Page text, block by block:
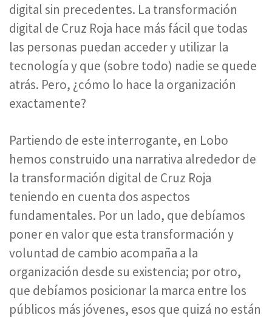
digital sin precedentes. La transformación
digital de Cruz Roja hace más fácil que todas
las personas puedan acceder y utilizar la
tecnología y que (sobre todo) nadie se quede
atrás. Pero, ¿cómo lo hace la organización
exactamente?
Partiendo de este interrogante, en Lobo
hemos construido una narrativa alrededor de
la transformación digital de Cruz Roja
teniendo en cuenta dos aspectos
fundamentales. Por un lado, que debíamos
poner en valor que esta transformación y
voluntad de cambio acompaña a la
organización desde su existencia; por otro,
que debíamos posicionar la marca entre los
públicos más jóvenes, esos que quizá no están